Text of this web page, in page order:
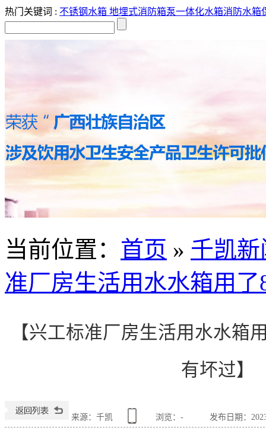
热门关键词 : 不锈钢水箱 地埋式消防箱泵一体化水箱消防水箱
当前位置 ： 首页 » 千凯
准厂房生活用水水箱用
【兴工标准厂房生活用水水箱
有坏过】
来源：千凯 浏览： - 发布日期：